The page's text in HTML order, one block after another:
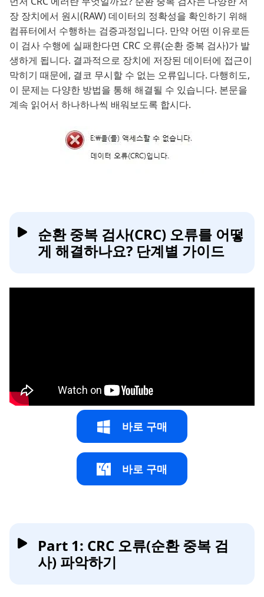
장 장치에서 원시(RAW) 데이터의 정확성을 확인하기 위해
컴퓨터에서 수행하는 검증과정입니다. 만약 어떤 이유로든
이 검사 수행에 실패한다면 CRC 오류(순환 중복 검사)가 발
생하게 됩니다. 결과적으로 장치에 저장된 데이터에 접근이
막히기 때문에, 결코 무시할 수 없는 오류입니다. 다행히도,
이 문제는 다양한 방법을 통해 해결될 수 있습니다. 본문을
계속 읽어서 하나하나씩 배워보도록 합시다. ​
순환 중복 검사(CRC) 오류를 어떻
게 해결하나요? 단계별 가이드
바로 구매
바로 구매
Part 1: CRC 오류(순환 중복 검
사) 파악하기